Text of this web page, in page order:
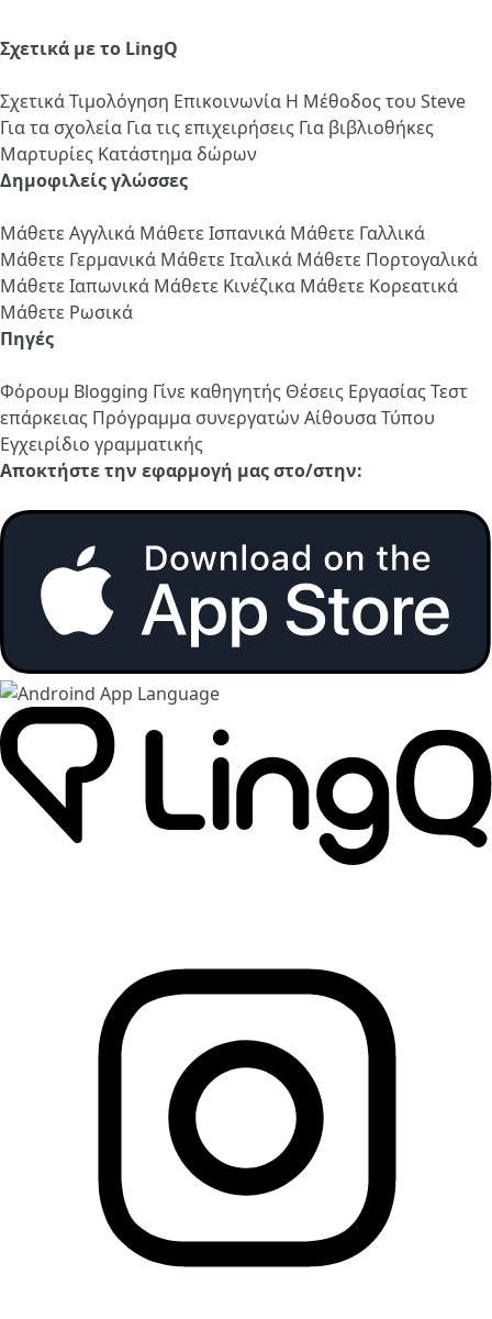
Σχετικά με το LingQ
ΣχετικάΤιμολόγηση Επικοινωνία Η Μέθοδος του Steve
Για τα σχολεία Για τις επιχειρήσεις Για βιβλιοθήκες
Μαρτυρίες Κατάστημα δώρων
Δημοφιλείς γλώσσες
Μάθετε Αγγλικά Μάθετε Ισπανικά Μάθετε Γαλλικά
Μάθετε Γερμανικά Μάθετε Ιταλικά Μάθετε Πορτογαλικά
Μάθετε Ιαπωνικά Μάθετε Κινέζικα Μάθετε Κορεατικά
Μάθετε Ρωσικά
Πηγές
Φόρουμ Blogging Γίνε καθηγητής Θέσεις ΕργασίαςΤεστ
επάρκειας Πρόγραμμα συνεργατών Αίθουσα Τύπου
Εγχειρίδιο γραμματικής
Αποκτήστε την εφαρμογή μας στο/στην: